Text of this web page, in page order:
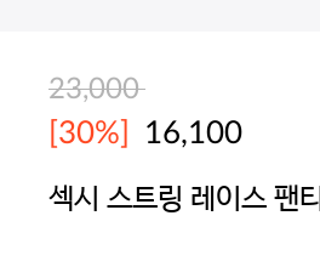
23,000
[30%] 16,100
섹시 스트링 레이스 팬티